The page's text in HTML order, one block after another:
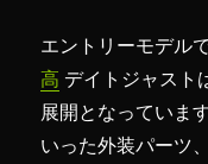
エントリーモデル
高 デイトジャスト
展開となっていま
いった外装パーツ